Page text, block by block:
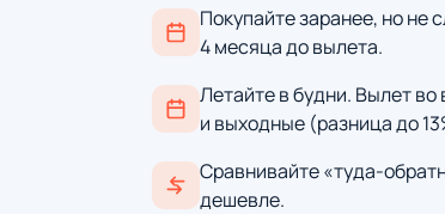
Покупайте заранее, но не
4 месяца до вылета.
Летайте в будни. Вылет
и выходные (разница до
Сравнивайте «туда-
дешевле.